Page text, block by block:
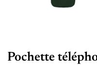
Pochette